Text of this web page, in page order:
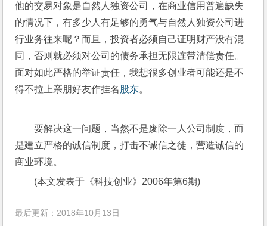
他的交易对象是自然人独资公司，在商业信用普遍缺失
的情况下，有多少人有足够的勇气与自然人独资公司进
行业务往来呢？而且，投资者必须自己证明财产没有混
同，否则就必须对公司的债务承担无限连带清偿责任。
面对如此严格的举证责任，我想很多创业者可能还是不
得不拉上亲朋好友作挂名 股东。
要解决这一问题，当然不是废除一人公司制度，而
是建立严格的诚信制度，打击不诚信之徒，营造诚信的
商业环境。
(本文发表于《科技创业》2006年第6期)
最后更新：2018年10月13日